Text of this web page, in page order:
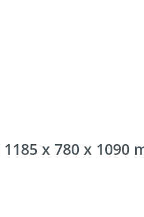
x 780 x 1090